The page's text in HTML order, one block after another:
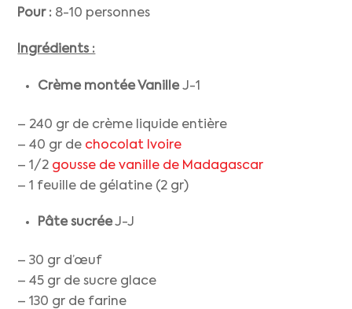
Pour : 8-10 personnes
Ingrédients :
Crème montée VanilleJ-1
– 240 gr de crème liquide entière
– 40 gr de chocolat Ivoire
– 1/2 gousse de vanille de Madagascar
– 1 feuille de gélatine (2 gr)
Pâte sucréeJ-J
– 30 gr d’œuf
– 45 gr de sucre glace
– 130 gr de farine